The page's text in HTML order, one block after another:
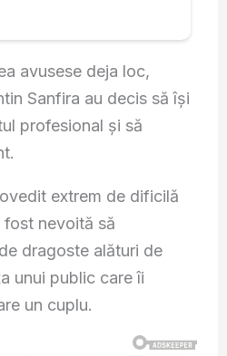
avusese deja loc,
Sanfira au decis să își
profesional și să
extrem de dificilă
fost nevoită să
dragoste alături de
unui public care îi
un cuplu.